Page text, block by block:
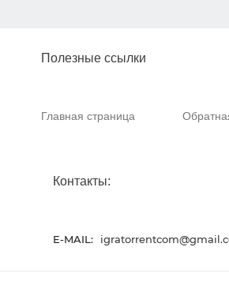
Полезные ссылки
Главная страница
Контакты:
E-MAIL: